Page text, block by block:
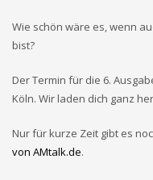
Wie schön wäre es, wenn
bist?
Der Termin für die 6.
Köln. Wir laden dich ganz
Nur für kurze Zeit gibt es
von AMtalk.de.